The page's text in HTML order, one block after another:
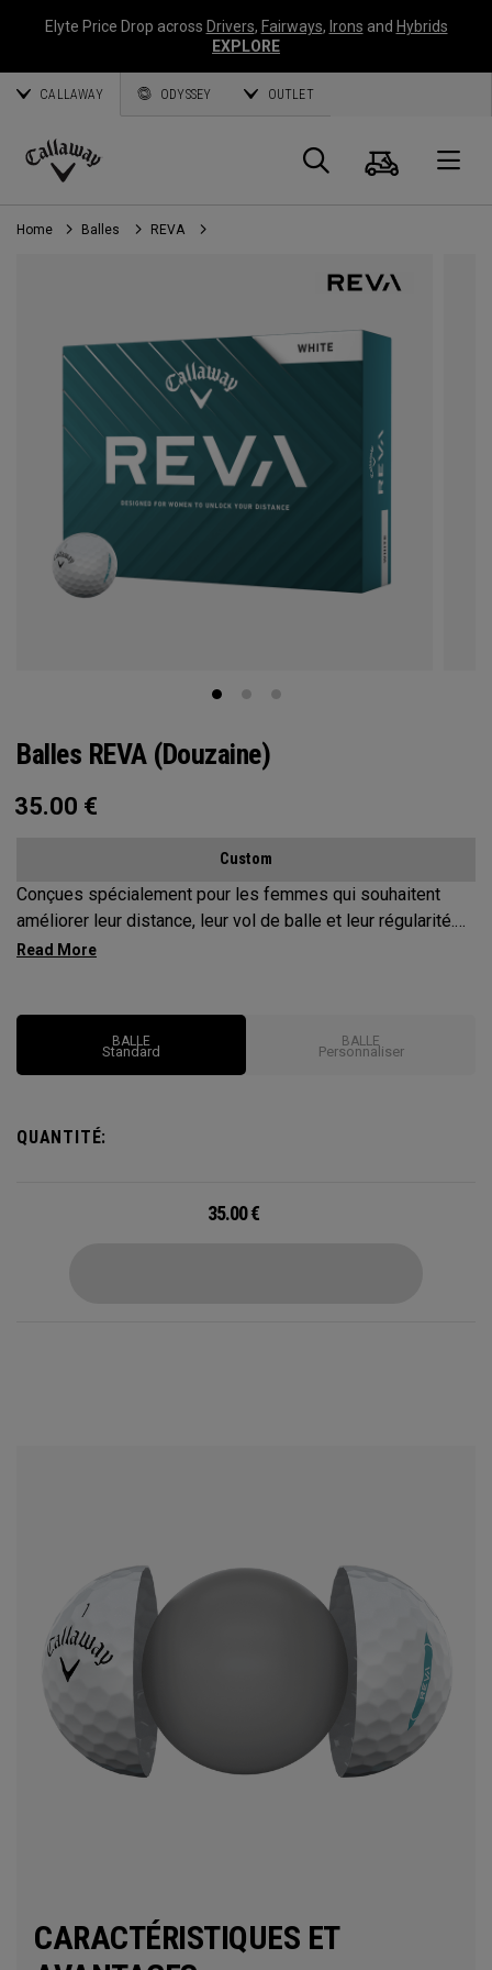
Elyte Price Drop across Drivers, Fairways, Irons and Hybrids
EXPLORE
CALLAWAY ODYSSEY OUTLET
Callaway
Golf
Panier
Home Balles REVA
Balles REVA (douzaine)
35.00 €
Custom
Conçues spécialement pour les femmes qui souhaitent
améliorer leur distance, leur vol de balle et leur régularité.
Afin de favoriser des départs de balle faciles et une
surdimensionné et les caractéristiques de spin faible sont
également conçus pour garantir des coups plus longs et
plus précis
BALLE
Standard
BALLE
Personnaliser
QUANTITÉ:
35.00€
CARACTÉRISTIQUES ET